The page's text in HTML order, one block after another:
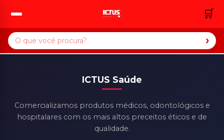
ICTUS Saúde
Comercializamos produtos médicos, odontológicos e
hospitalares com os mais altos preceitos éticos e de
qualidade.
🛒
›